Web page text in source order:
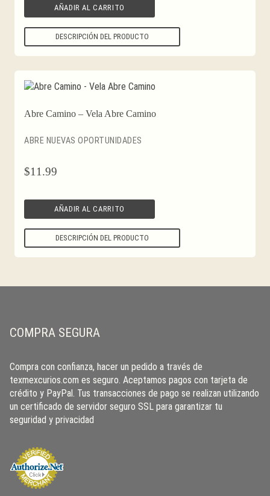
AÑADIR AL CARRITO
DESCRIPCIÓN DEL PRODUCTO
Abre Camino – Vela Abre Camino
ABRE NUEVAS OPORTUNIDADES
$11.99
AÑADIR AL CARRITO
DESCRIPCIÓN DEL PRODUCTO
COMPRA SEGURA
Compra con confianza, hacer un pedido a través de
texmexcurios.com es seguro. Aceptamos pagos con tarjeta de
crédito y PayPal. Tus transacciones de pago se realizan utilizando
un certificado de servidor seguro SSL para garantizar tu
seguridad y privacidad